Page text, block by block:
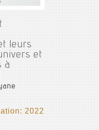
leurs
et
à
2022